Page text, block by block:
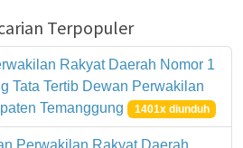
Terpopuler
Rakyat Daerah Nomor 1
Tata Tertib Dewan Perwakilan
Temanggung
1401x diunduh
Perwakilan Rakyat Daerah